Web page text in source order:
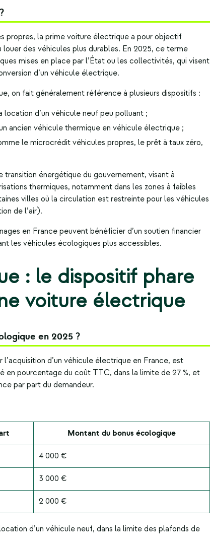
propres, la prime voiture électriquea pour objectif
des véhicules plus durables. En 2025, ce terme
mises en place par l’État ou les collectivités, qui visent
d’un véhicule électrique.
on fait généralement référence à plusieurs dispositifs :
d’un véhicule neuf peu polluant ;
ancien véhicule thermique en véhicule électrique ;
le microcrédit véhicules propres, le prêt à taux zéro,
transition énergétique du gouvernement, visant à
thermiques, notamment dans les zones à faibles
villes où la circulation est restreinte pour les véhicules
de l’air).
en France peuvent bénéficier d’un soutien financier
les véhicules écologiques plus accessibles.
: le dispositif phare
voiture électrique
en 2025 ?
d’un véhicule électrique en France, est
en pourcentage du coût TTC, dans la limite de 27 %, et
par part du demandeur.
Montant du bonus écologique
4 000 €
3 000 €
2 000 €
d’un véhicule neuf, dans la limite des plafonds de